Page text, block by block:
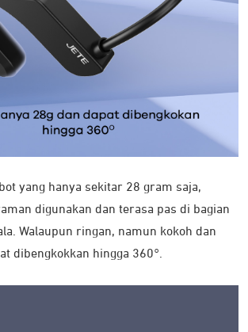
yang hanya sekitar 28 gram saja,
digunakan dan terasa pas di bagian
Walaupun ringan, namun kokoh dan
dibengkokkan hingga 360°.
Viewed Products
Kamu Lihat